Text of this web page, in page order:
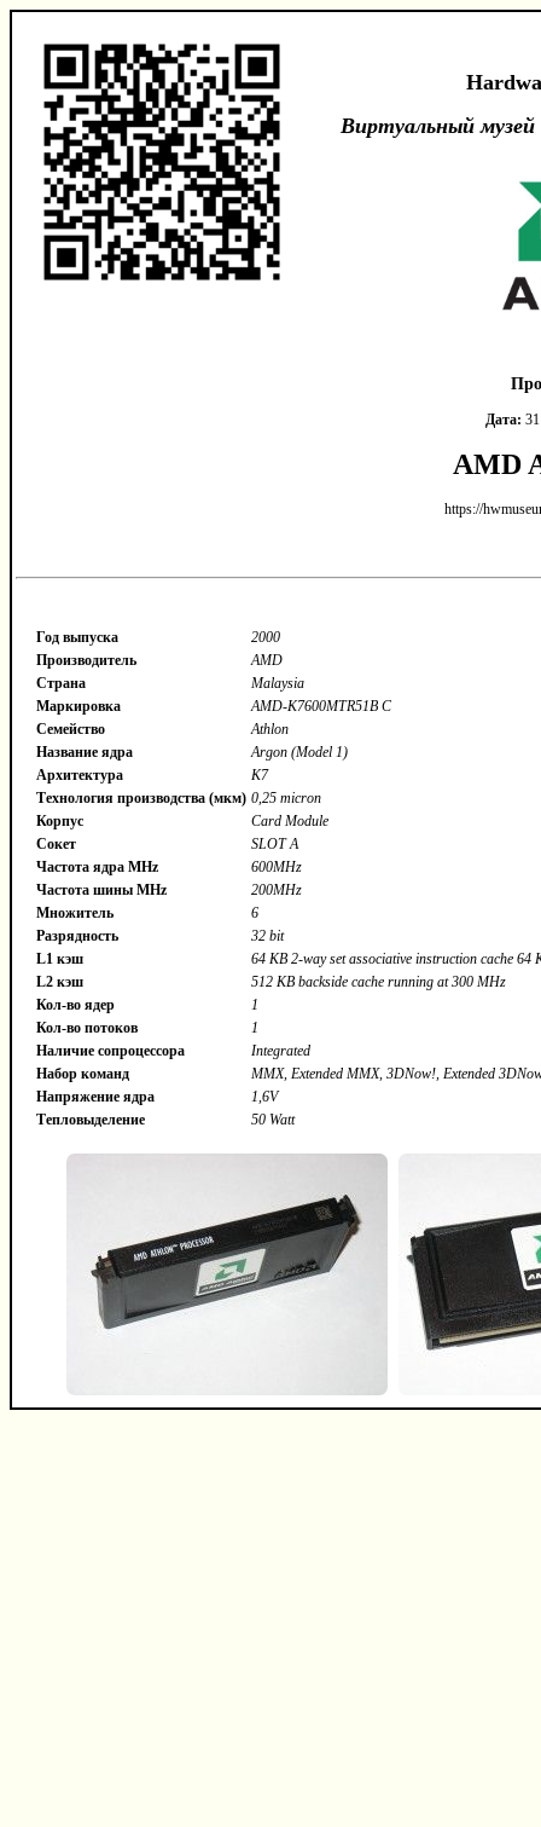
Виртуальный
Дата:
AMD
https://
Год выпуска
2000
Производитель
AMD
Страна
Malaysia
Маркировка
AMD-K7600MTR51B C
Семейство
Athlon
Название ядра
Argon (Model 1)
Архитектура
K7
Технология производства (мкм) 0,25 micron
Корпус
Card Module
Сокет
SLOT A
Частота ядра MHz
600MHz
Частота шины MHz
200MHz
Множитель
6
Разрядность
32 bit
L1 кэш
64 KB 2-way set associative instruction cache 64
L2 кэш
512 KB backside cache running at 300 MHz
Кол-во ядер
1
Кол-во потоков
1
Наличие сопроцессора
Integrated
Набор команд
MMX, Extended MMX, 3DNow!, Extended
Напряжение ядра
1,6V
Тепловыделение
50 Watt